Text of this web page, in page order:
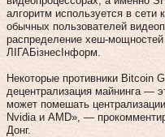
алгоритм используется в
обычных пользователей
распределение хеш-
ЛIГАБiзнесIнформ.
Некоторые противники Bitcoin
децентрализация майнинга —
может помешать
Nvidia и AMD», —
Донг.